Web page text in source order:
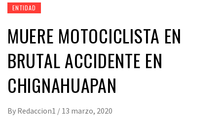
ENTIDAD
MUERE MOTOCICLISTA EN
BRUTAL ACCIDENTE EN
CHIGNAHUAPAN
By Redaccion1 / 13 marzo, 2020